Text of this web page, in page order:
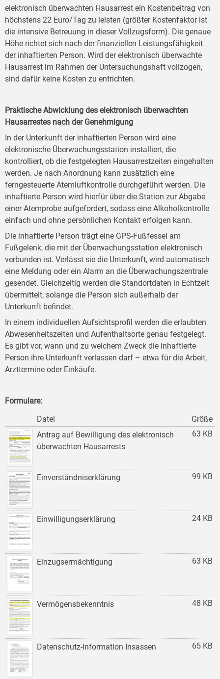
elektronisch überwachten Hausarrest ein Kostenbeitrag von
höchstens 22 Euro/Tag zu leisten (größter Kostenfaktor ist
die intensive Betreuung in dieser Vollzugsform). Die genaue
Höhe richtet sich nach der finanziellen Leistungsfähigkeit
der inhaftierten Person. Wird der elektronisch überwachte
Hausarrest im Rahmen der Untersuchungshaft vollzogen,
sind dafür keine Kosten zu entrichten.
Praktische Abwicklung des elektronisch überwachten
Hausarrestes nach der Genehmigung
In der Unterkunft der inhaftierten Person wird eine
elektronische Überwachungsstation installiert, die
kontrolliert, ob die festgelegten Hausarrestzeiten eingehalten
werden. Je nach Anordnung kann zusätzlich eine
ferngesteuerte Atemluftkontrolle durchgeführt werden. Die
inhaftierte Person wird hierfür über die Station zur Abgabe
einer Atemprobe aufgefordert, sodass eine Alkoholkontrolle
einfach und ohne persönlichen Kontakt erfolgen kann.
Die inhaftierte Person trägt eine GPS-Fußfessel am
Fußgelenk, die mit der Überwachungsstation elektronisch
verbunden ist. Verlässt sie die Unterkunft, wird automatisch
eine Meldung oder ein Alarm an die Überwachungszentrale
gesendet. Gleichzeitig werden die Standortdaten in Echtzeit
übermittelt, solange die Person sich außerhalb der
Unterkunft befindet.
In einem individuellen Aufsichtsprofil werden die erlaubten
Abwesenheitszeiten und Aufenthaltsorte genau festgelegt.
Es gibt vor, wann und zu welchem Zweck die inhaftierte
Person ihre Unterkunft verlassen darf – etwa für die Arbeit,
Arzttermine oder Einkäufe.
Formulare:
Größe
Datei
63 KB
Antrag auf Bewilligung des elektronisch
überwachten Hausarrests
99 KB
Einverständniserklärung
24 KB
Einwilligungserklärung
63 KB
Einzugsermächtigung
48 KB
Vermögensbekenntnis
65 KB
Datenschutz-Information Insassen